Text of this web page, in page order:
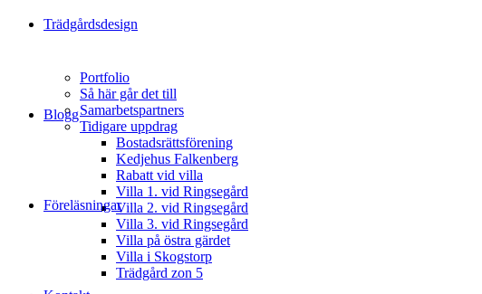
Trädgårdsdesign
Portfolio
Så här går det till
Samarbetspartners
Tidigare uppdrag
Bostadsrättsförening
Kedjehus Falkenberg
Rabatt vid villa
Villa 1. vid Ringsegård
Villa 2. vid Ringsegård
Villa 3. vid Ringsegård
Villa på östra gärdet
Villa i Skogstorp
Trädgård zon 5
Blogg
Föreläsningar